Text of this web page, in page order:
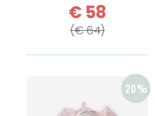
€ 58
(€ 64)